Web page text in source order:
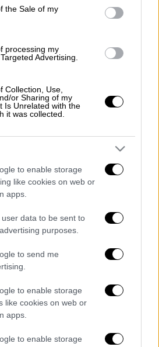
the Sale of my
processing my
Advertising.
Collection, Use,
or Sharing of my
Is Unrelated with the
it was collected.
to enable storage
like cookies on web or
apps.
data to be sent to
purposes.
to send me
to enable storage
like cookies on web or
apps.
to enable storage
ένα μέτρο. Δίπλα στη
στον δεύτερο όροφο
φωτιάς, ενώ το σπίτι ήταν
καπνούς.
08:53
του Συντάγματος»
16 μαθητές
να κάθεται σε μια
αισθήσεις της.
ασθενοφόρο του ΕΚΑΒ στο
όπου διαπιστώθηκε
επιχείρηση κατάσβεσης
μέρος οκτώ πυροσβέστες